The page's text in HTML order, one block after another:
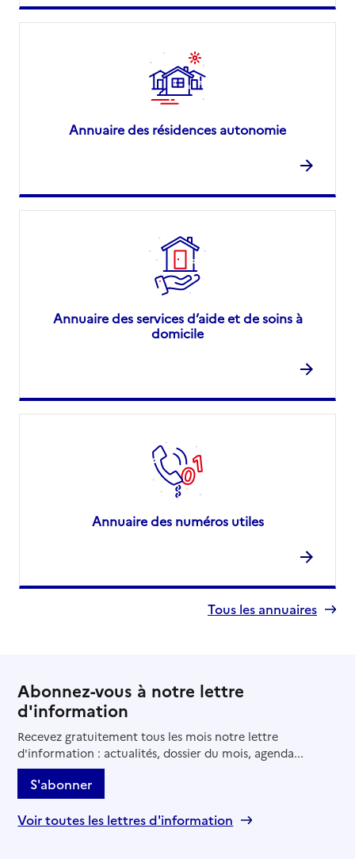
Annuaire des résidences autonomie
Annuaire des services d’aide et de soins à
domicile
Annuaire des numéros utiles
Tous les annuaires
Abonnez-vous à notre lettre
d'information
Recevez gratuitement tous les mois notre lettre
d'information : actualités, dossier du mois, agenda...
S'abonner
Voir toutes les lettres d'information